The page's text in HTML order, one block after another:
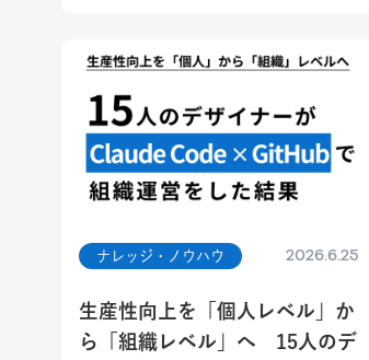
ナレッジ・ノウハウ 2026.6.25
生産性向上を「個人レベル」か
ら「組織レベル」へ 15人のデ